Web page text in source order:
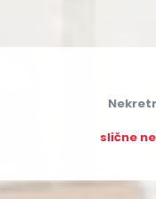
slične